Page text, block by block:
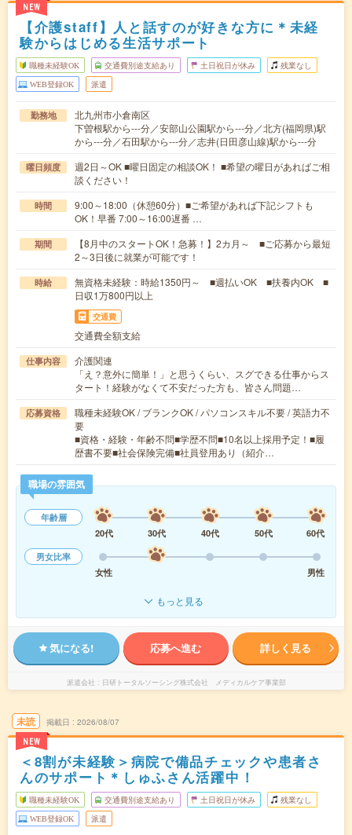
NEW
【介護staff】人と話すのが好きな方に＊未経
験からはじめる生活サポート
職種未経験OK 交通費別途支給あり 土日祝日が休み 残業なし
WEB登録OK 派遣
勤務地
北九州市小倉南区
下曽根駅から---分／安部山公園駅から---分／北方(福岡県)駅
から---分／石田駅から---分／志井(日田彦山線)駅から---分
曜日頻度
週2日～OK ■曜日固定の相談OK！ ■希望の曜日があればご相
談ください！
時間
9:00～18:00（休憩60分）■ご希望があれば下記シフトも
OK！早番 7:00～16:00遅番 …
期間
【8月中のスタートOK！急募！】2カ月～ ■ご応募から最短
2～3日後に就業が可能です！
時給
無資格未経験：時給1350円～ ■週払いOK ■扶養内OK ■
日収1万800円以上
交通費
交通費全額支給
仕事内容
介護関連
「え？意外に簡単！」と思うくらい、スグできる仕事からス
タート！経験がなくて不安だった方も、皆さん問題…
応募資格
職種未経験OK / ブランクOK / パソコンスキル不要 / 英語力不
要
■資格・経験・年齢不問■学歴不問■10名以上採用予定！■履
歴書不要■社会保険完備■社員登用あり（紹介…
職場の雰囲気
年齢層
20代
30代 40代 50代
60代
男女比率
女性
男性
もっと見る
気になる! 応募へ進む 詳しく見る
派遣会社 日研トータルソーシング株式会社 メディカルケア事業部
未読
NEW
掲載日 2026/08/07
＜8割が未経験＞病院で備品チェックや患者さ
んのサポート＊しゅふさん活躍中！
職種未経験OK 交通費別途支給あり 土日祝日が休み 残業なし
WEB登録OK 派遣